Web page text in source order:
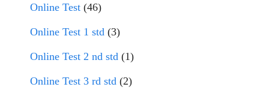
Online Test (46)
Online Test 1 std (3)
Online Test 2 nd std (1)
Online Test 3 rd std (2)